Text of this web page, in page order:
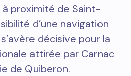
proximité de Saint-
d’une navigation
décisive pour la
attirée par Carnac
de Quiberon.